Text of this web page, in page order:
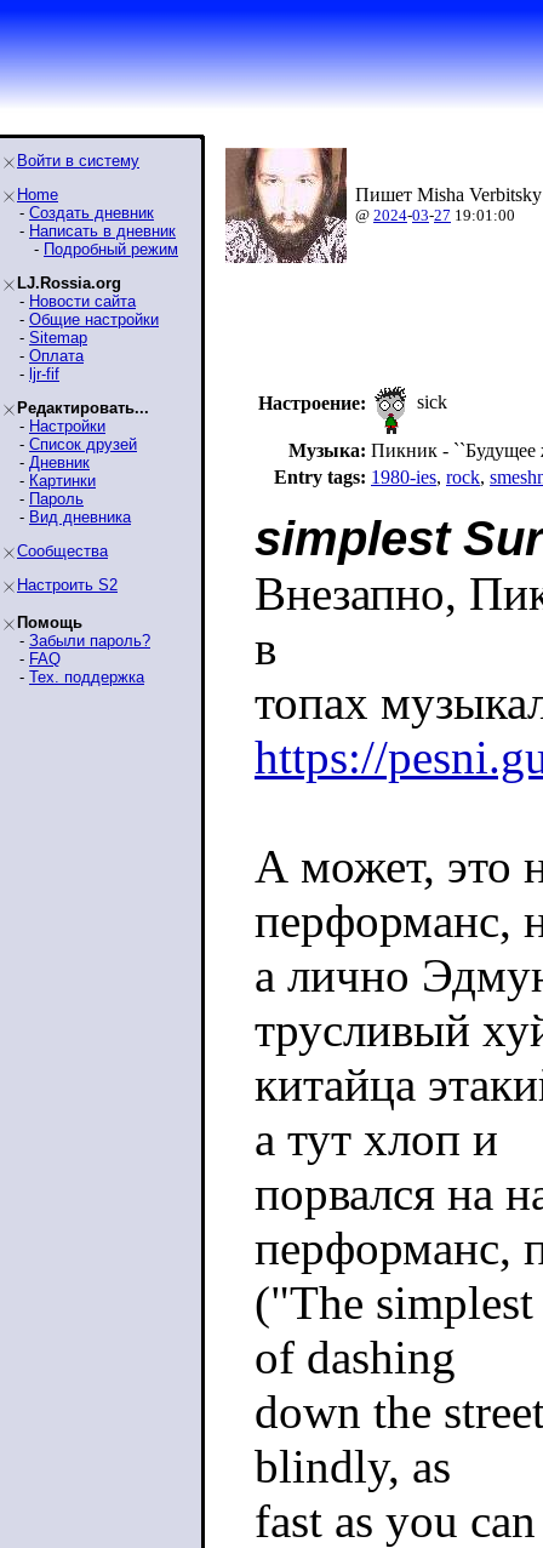
Войти в систему
Home
- Создать дневник
- Написать в дневник
- Подробный режим
LJ.Rossia.org
- Новости сайта
- Общие настройки
- Sitemap
- Оплата
- ljr-fif
Редактировать...
- Настройки
- Список друзей
- Дневник
- Картинки
- Пароль
- Вид дневника
Сообщества
Настроить S2
Помощь
- Забыли пароль?
- FAQ
- Тех. поддержка
Пишет Misha
@ 2024-03-27 19:01:00
Настроение: sick
Музыка: Пикник - ``Будущее
Entry tags: 1980-ies, rock,
simplest
Внезапно,
в
топах
https://
А может, это
перформанс,
а лично
трусливый
китайца
а тут хлоп и
порвался на
перформанс,
("The
of dashing
down the
blindly, as
fast as you